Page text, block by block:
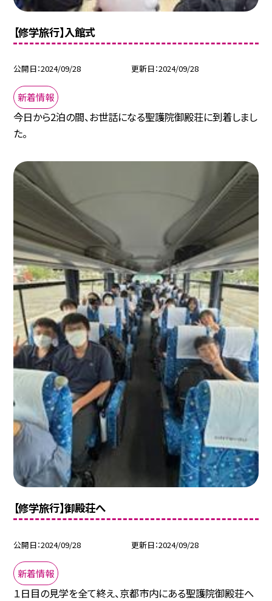
【修学旅行】入館式
公開日 2024/09/28 更新日 2024/09/28
新着情報
今日から2泊の間、お世話になる聖護院御殿荘に到着しまし
た。
【修学旅行】御殿荘へ
公開日 2024/09/28 更新日 2024/09/28
新着情報
１日目の見学を全て終え、京都市内にある聖護院御殿荘へ